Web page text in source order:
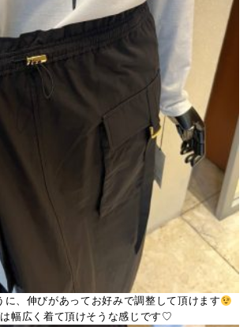
に、伸びがあってお好みで調整して頂けます
幅広く着て頂けそうな感じです♡